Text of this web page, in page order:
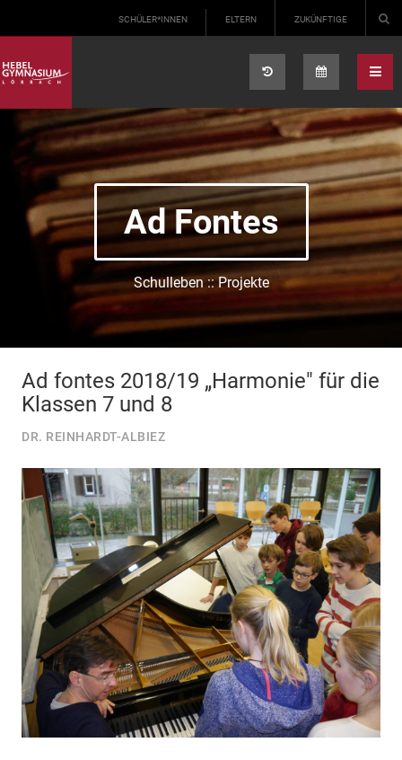
SCHÜLER*INNEN ELTERN ZUKÜNFTIGE
Ad Fontes
Schulleben :: Projekte
Ad fontes 2018/19 „Harmonie" für die
Klassen 7 und 8
DR. REINHARDT-ALBIEZ